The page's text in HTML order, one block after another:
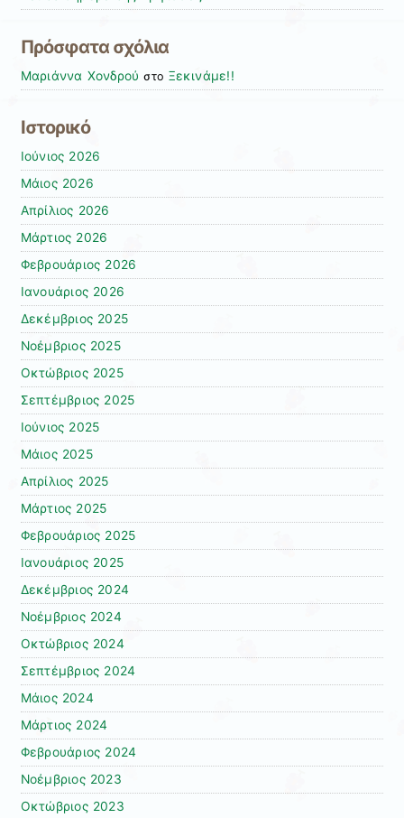
Πρόσφατα σχόλια
Μαριάννα Χονδρού στοΞεκινάμε!!
Ιστορικό
Ιούνιος 2026
Μάιος 2026
Απρίλιος 2026
Μάρτιος 2026
Φεβρουάριος 2026
Ιανουάριος 2026
Δεκέμβριος 2025
Νοέμβριος 2025
Οκτώβριος 2025
Σεπτέμβριος 2025
Ιούνιος 2025
Μάιος 2025
Απρίλιος 2025
Μάρτιος 2025
Φεβρουάριος 2025
Ιανουάριος 2025
Δεκέμβριος 2024
Νοέμβριος 2024
Οκτώβριος 2024
Σεπτέμβριος 2024
Μάιος 2024
Μάρτιος 2024
Φεβρουάριος 2024
Νοέμβριος 2023
Οκτώβριος 2023